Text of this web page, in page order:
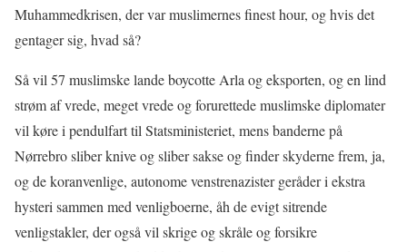
Muhammedkrisen, der var muslimernes finest hour, og hvis det
gentager sig, hvad så?
Så vil 57 muslimske lande boycotte Arla og eksporten, og en lind
strøm af vrede, meget vrede og forurettede muslimske diplomater
vil køre i pendulfart til Statsministeriet, mens banderne på
Nørrebro sliber knive og sliber sakse og finder skyderne frem, ja,
og de koranvenlige, autonome venstrenazister geråder i ekstra
hysteri sammen med venligboerne, åh de evigt sitrende
venligstakler, der også vil skrige og skråle og forsikre